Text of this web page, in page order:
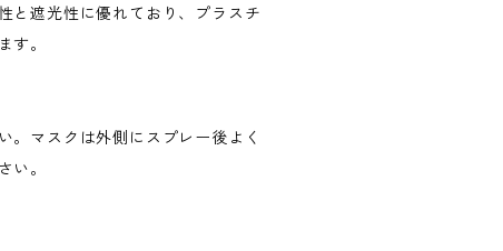
と遮光性に優れており、プラスチ
す。
。マスクは外側にスプレー後よく
い。